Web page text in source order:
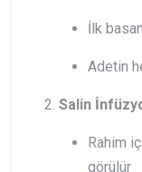
İlk
Adetin
Salin
Rahim
görülür